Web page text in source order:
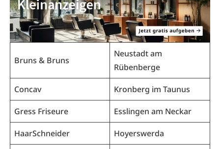
Bruns & Bruns
Neustadt am
Rübenberge
Concav Kronberg im Taunus
Gress Friseure Esslingen am Neckar
HaarSchneider Hoyerswerda